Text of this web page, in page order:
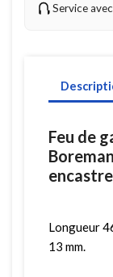
Service
Feu de
Longueur
13 mm.